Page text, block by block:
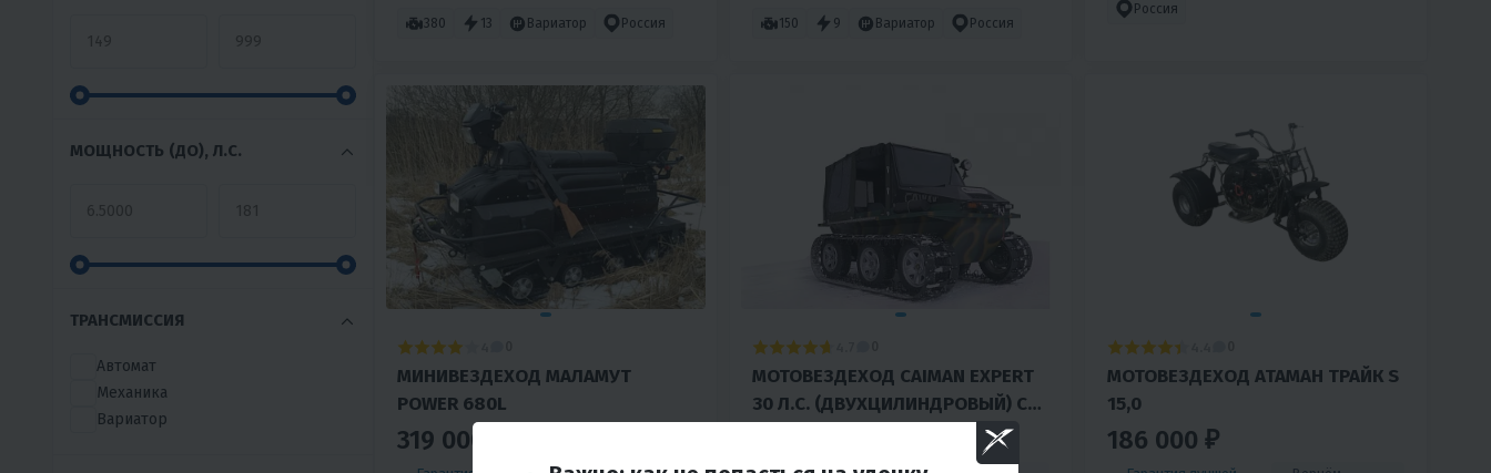
МОЩНОСТЬ (ДО), Л.С.
ТРАНСМИССИЯ
Автомат
Механика
Вариатор
380 13 Вариатор Россия 150 9 Вариатор Россия
Россия
МИНИВЕЗДЕХОД МАЛАМУТ
POWER 680L
319 000 ₽
МОТОВЕЗДЕХОД CAIMAN EXPERT
30 Л.С. (ДВУХЦИЛИНДРОВЫЙ) С
МОТОВЕЗДЕХОД АТАМАН ТРАЙК S
15,0
186 000 ₽